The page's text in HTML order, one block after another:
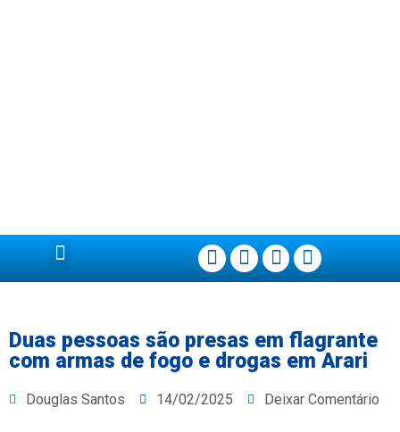
Duas pessoas são presas em flagrante
com armas de fogo e drogas em Arari
Douglas Santos 14/02/2025 Deixar Comentário